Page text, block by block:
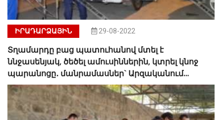
ԻՐԱԴԱՐՁԱՅԻՆ 29-08-2022
Տղամարդը բաց պատուհանով մտել է
ննջասենյակ, ծեծել ամուսիններին, կտրել կնոջ
պարանոցը․ մանրամասներ` Արզականում
դաժան սպանությունից